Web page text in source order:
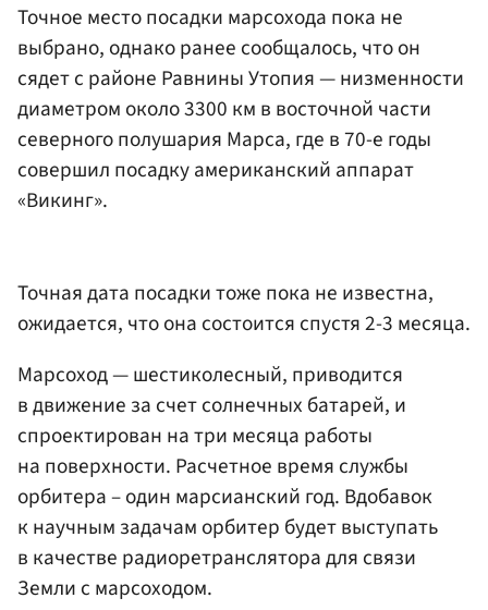
Точное место посадки марсохода пока не
выбрано, однако ранее сообщалось, что он
сядет с районе Равнины Утопия — низменности
диаметром около 3300 км в восточной части
северного полушария Марса, где в 70-е годы
совершил посадку американский аппарат
«Викинг».
Точная дата посадки тоже пока не известна,
ожидается, что она состоится спустя 2-3 месяца.
Марсоход — шестиколесный, приводится
в движение за счет солнечных батарей, и
спроектирован на три месяца работы
на поверхности. Расчетное время службы
орбитера – один марсианский год. Вдобавок
к научным задачам орбитер будет выступать
в качестве радиоретранслятора для связи
Земли с марсоходом.